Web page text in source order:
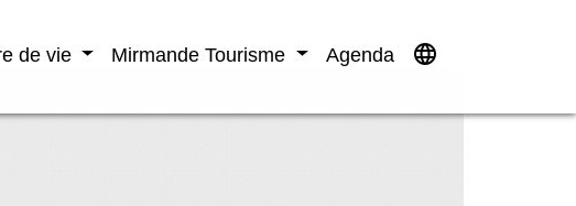
de vie Mirmande Tourisme Agenda language